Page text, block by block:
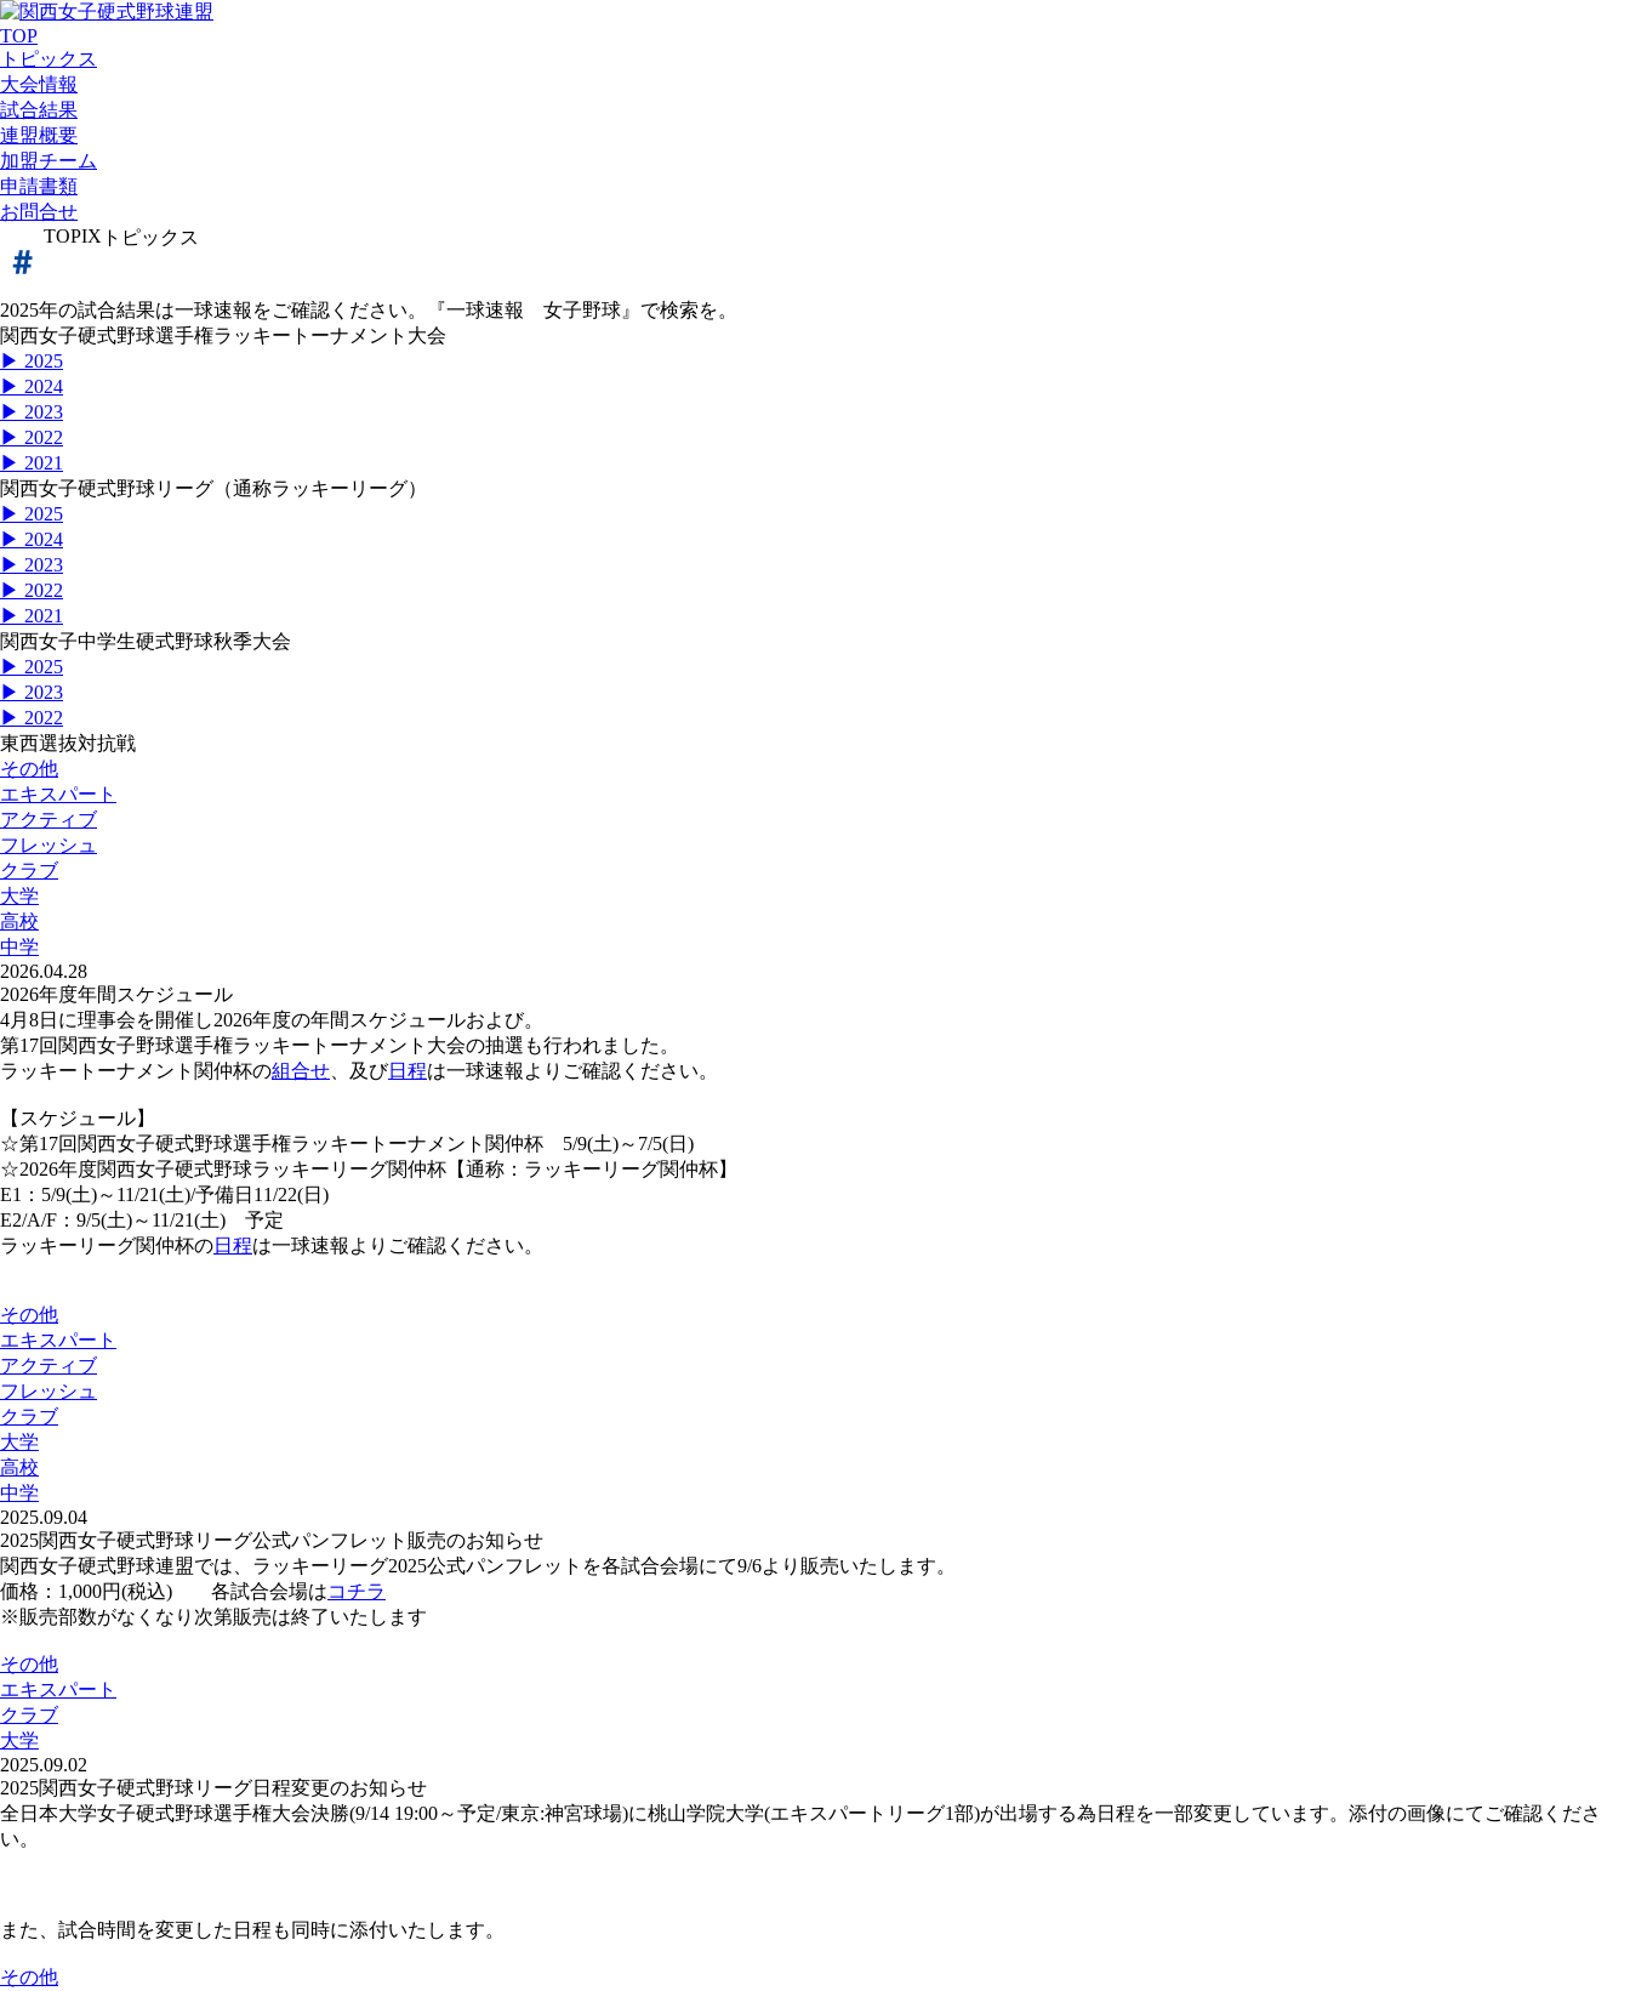
TOP
トピックス
大会情報
試合結果
連盟概要
加盟チーム
申請書類
お問合せ
TOPIX トピックス
2025年の試合結果は一球速報をご確認ください。『一球速報 女子野球』で検索を。
関西女子硬式野球選手権ラッキートーナメント大会
▶ 2025
▶ 2024
▶ 2023
▶ 2022
▶ 2021
関西女子硬式野球リーグ（通称ラッキーリーグ）
▶ 2025
▶ 2024
▶ 2023
▶ 2022
▶ 2021
関西女子中学生硬式野球秋季大会
▶ 2025
▶ 2023
▶ 2022
東西選抜対抗戦
その他
エキスパート
アクティブ
フレッシュ
クラブ
大学
高校
中学
2026.04.28
2026年度年間スケジュール
4月8日に理事会を開催し2026年度の年間スケジュールおよび。
第17回関西女子野球選手権ラッキートーナメント大会の抽選も行われました。
ラッキートーナメント関仲杯の組合せ 、及び日程は一球速報よりご確認ください。
【スケジュール】
☆第17回関西女子硬式野球選手権ラッキートーナメント関仲杯 5/9(土)～7/5(日)
☆2026年度関西女子硬式野球ラッキーリーグ関仲杯【通称：ラッキーリーグ関仲杯】
E1：5/9(土)～11/21(土)/予備日11/22(日)
E2/A/F：9/5(土)～11/21(土) 予定
ラッキーリーグ関仲杯の日程は一球速報よりご確認ください。
その他
エキスパート
アクティブ
フレッシュ
クラブ
大学
高校
中学
2025.09.04
2025関西女子硬式野球リーグ公式パンフレット販売のお知らせ
関西女子硬式野球連盟では、ラッキーリーグ2025公式パンフレットを各試合会場にて9/6より販売いたします。
価格：1,000円(税込) 各試合会場はコチラ
※販売部数がなくなり次第販売は終了いたします
その他
エキスパート
クラブ
大学
2025.09.02
2025関西女子硬式野球リーグ日程変更のお知らせ
全日本大学女子硬式野球選手権大会決勝(9/14 19:00～予定/東京:神宮球場)に桃山学院大学(エキスパートリーグ1部)が出場する為日程を一部変更しています。添付の画像にてご確認くださ
い。
また、試合時間を変更した日程も同時に添付いたします。
その他